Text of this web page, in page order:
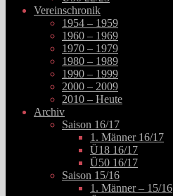
Vereinschronik
1954 – 1959
1960 – 1969
1970 – 1979
1980 – 1989
1990 – 1999
2000 – 2009
2010 – Heute
Archiv
Saison 16/17
1. Männer 16/17
Ü18 16/17
Ü50 16/17
Saison 15/16
1. Männer – 15/16